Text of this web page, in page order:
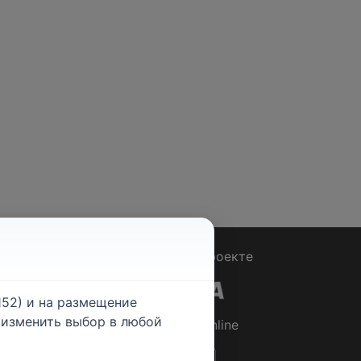
О проекте
© 2026Rabotniki.online
и на размещение
выбор в любой